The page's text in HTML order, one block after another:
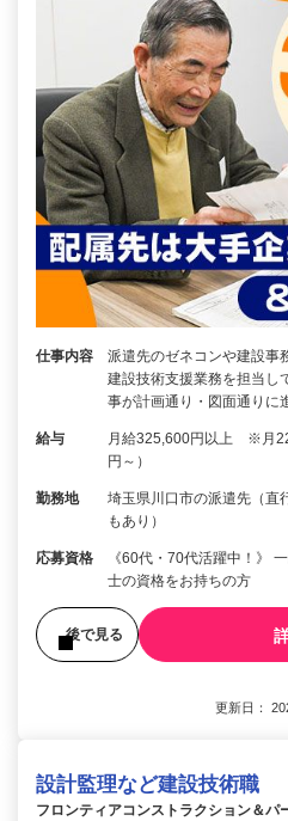
仕事内容
派遣先のゼネコンや建設事
建設技術支援業務を担当し
事が計画通り・図面通りに
給与
月給325,600円以上 ※月
円～）
勤務地
埼玉県川口市の派遣先（
もあり）
応募資格
《60代・70代活躍中！》
士の資格をお持ちの方
後で見る
更新日：
設計監理など建設技術職
フロンティアコンストラクション＆